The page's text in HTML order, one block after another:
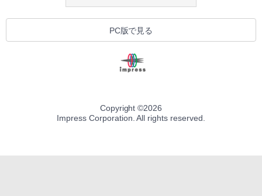
PC版で見る
Copyright ©2026
Impress Corporation. All rights reserved.